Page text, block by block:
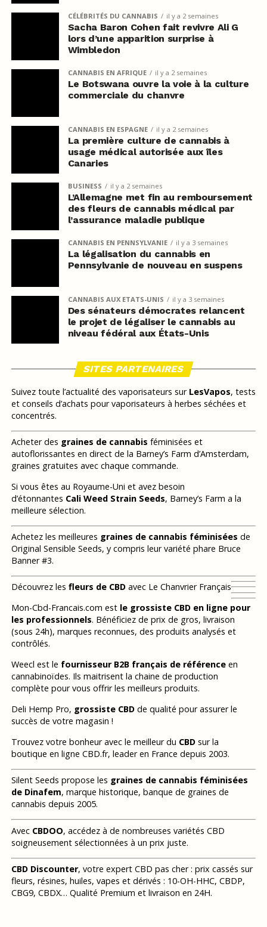
CÉLÉBRITÉS DU CANNABIS il y a 2 semaines
Sacha Baron Cohen fait revivre Ali G
lors d’une apparition surprise à
Wimbledon
CANNABIS EN AFRIQUE il y a 2 semaines
Le Botswana ouvre la voie à la culture
commerciale du chanvre
CANNABIS EN ESPAGNE il y a 2 semaines
La première culture de cannabis à
usage médical autorisée aux îles
Canaries
BUSINESS il y a 2 semaines
L’Allemagne met fin au remboursement
des fleurs de cannabis médical par
l’assurance maladie publique
CANNABIS EN PENNSYLVANIE il y a 3 semaines
La légalisation du cannabis en
Pennsylvanie de nouveau en suspens
CANNABIS AUX ETATS-UNIS il y a 3 semaines
Des sénateurs démocrates relancent
le projet de légaliser le cannabis au
niveau fédéral aux États-Unis
SITES PARTENAIRES
Suivez toute l’actualité des vaporisateurs sur LesVapos, tests
et conseils d’achats pour vaporisateurs à herbes séchées et
concentrés.
Acheter des graines de cannabis féminisées et
autoflorissantes en direct de la Barney’s Farm d’Amsterdam,
graines gratuites avec chaque commande.
Si vous êtes au Royaume-Uni et avez besoin
d’étonnantes Cali Weed Strain Seeds, Barney’s Farm a la
meilleure sélection.
Achetez les meilleures graines de cannabis féminisées de
Original Sensible Seeds, y compris leur variété phare Bruce
Banner #3.
Découvrez les fleurs de CBDavec Le Chanvrier Français
Mon-Cbd-Francais.com est le grossiste CBD en ligne pour
les professionnels. Bénéficiez de prix de gros, livraison
(sous 24h), marques reconnues, des produits analysés et
contrôlés.
Weecl est le fournisseur B2B français de référenceen
cannabinoïdes. Ils maitrisent la chaine de production
complète pour vous offrir les meilleurs produits.
Deli Hemp Pro, grossiste CBDde qualité pour assurer le
succès de votre magasin !
Trouvez votre bonheur avec le meilleur du CBDsur la
boutique en ligne CBD.fr, leader en France depuis 2003.
Silent Seeds propose les graines de cannabis féminisées
de Dinafem, marque historique, banque de graines de
cannabis depuis 2005.
Avec CBDOO, accédez à de nombreuses variétés CBD
soigneusement sélectionnées à un prix juste.
CBD Discounter, votre expert CBD pas cher : prix cassés sur
fleurs, résines, huiles, vapes et dérivés : 10-OH-HHC, CBDP,
CBG9, CBDX… Qualité Premium et livraison en 24H.